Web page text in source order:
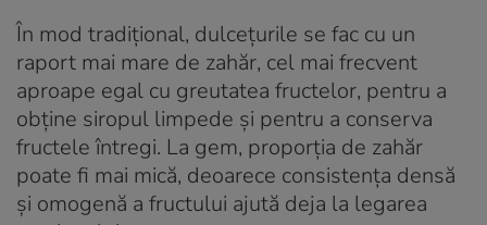
În mod tradițional, dulcețurile se fac cu un
raport mai mare de zahăr, cel mai frecvent
aproape egal cu greutatea fructelor, pentru a
obține siropul limpede și pentru a conserva
fructele întregi. La gem, proporția de zahăr
poate fi mai mică, deoarece consistența densă
și omogenă a fructului ajută deja la legarea